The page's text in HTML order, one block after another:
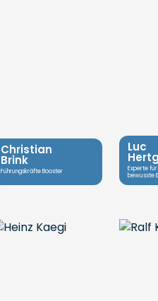
Christian
Brink
Führungskräfte Booster
Luc
Experte
bewusste